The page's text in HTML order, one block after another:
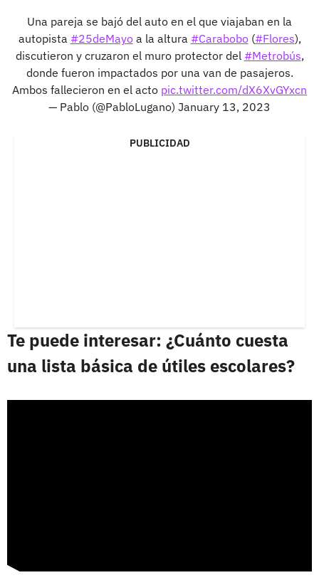
Una pareja se bajó del auto en el que viajaban en la
autopista #25deMayoa la altura #Carabobo(#Flores),
discutieron y cruzaron el muro protector del #Metrobús,
donde fueron impactados por una van de pasajeros.
Ambos fallecieron en el acto pic.twitter.com/dX6XvGYxcn
— Pablo (@PabloLugano) January 13, 2023
PUBLICIDAD
Te puede interesar: ¿Cuánto cuesta
una lista básica de útiles escolares?